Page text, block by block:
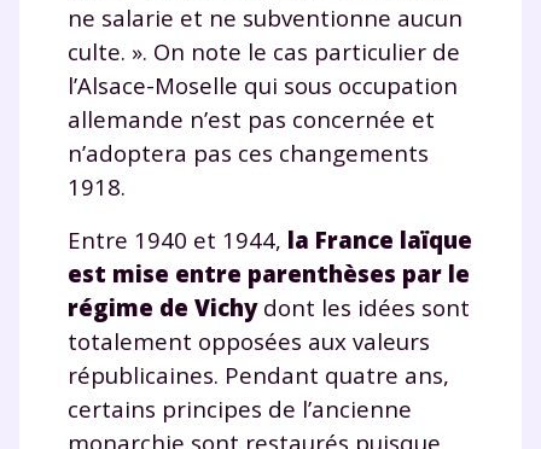
ne salarie et ne subventionne aucun
culte. ». On note le cas particulier de
l’Alsace-Moselle qui sous occupation
allemande n’est pas concernée et
n’adoptera pas ces changements
1918.
Entre 1940 et 1944, la France laïque
est mise entre parenthèses par le
régime de Vichydont les idées sont
totalement opposées aux valeurs
républicaines. Pendant quatre ans,
certains principes de l’ancienne
monarchie sont restaurés puisque